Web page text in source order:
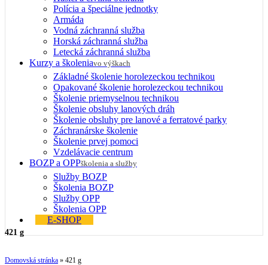
Polícia a špeciálne jednotky
Armáda
Vodná záchranná služba
Horská záchranná služba
Letecká záchranná služba
Kurzy a školeniavo výškach
Základné školenie horolezeckou technikou
Opakované školenie horolezeckou technikou
Školenie priemyselnou technikou
Školenie obsluhy lanových dráh
Školenie obsluhy pre lanové a ferratové parky
Záchranárske školenie
Školenie prvej pomoci
Vzdelávacie centrum
BOZP a OPPškolenia a služby
Služby BOZP
Školenia BOZP
Služby OPP
Školenia OPP
E-SHOP
421 g
Domovská stránka » 421 g